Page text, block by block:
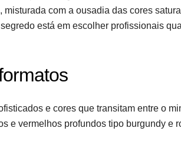
com a ousadia das cores
está em escolher profissionais
e cores que transitam entre o
e vermelhos profundos tipo burgundy e